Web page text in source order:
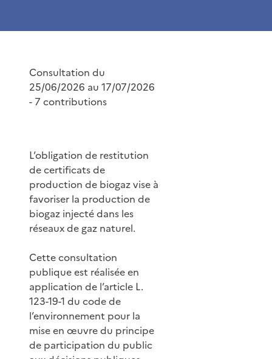
Consultation du
25/06/2026 au 17/07/2026
- 7 contributions
L’obligation de restitution
de certificats de
production de biogaz vise à
favoriser la production de
biogaz injecté dans les
réseaux de gaz naturel.
Cette consultation
publique est réalisée en
application de l’article L.
123-19-1 du code de
l’environnement pour la
mise en œuvre du principe
de participation du public